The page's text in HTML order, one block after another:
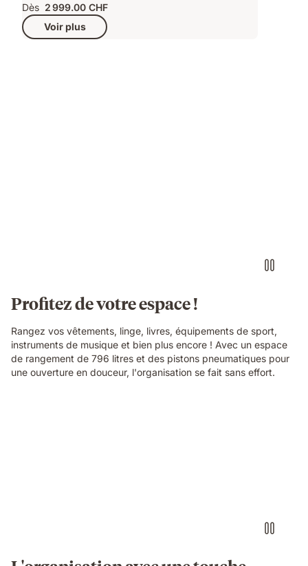
Dès 2 999.00 CHF
Voir plus
Profitez de votre espace !
Rangez vos vêtements, linge, livres, équipements de sport,
instruments de musique et bien plus encore ! Avec un espace
de rangement de 796 litres et des pistons pneumatiques pour
une ouverture en douceur, l'organisation se fait sans effort.